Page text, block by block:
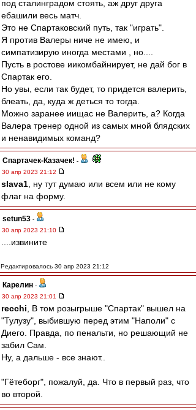
под сталинградом стоять, аж друг друга
ебашили весь матч.
Это не Спартаковский путь, так "играть".
Я против Валеры ниче не имею, и
симпатизирую иногда местами , но....
Пусть в ростове иикомбайнирует, не дай бог в
Спартак его.
Но увы, если так будет, то придется валерить,
блеать, да, куда ж деться то тогда.
Можно заранее иищас не Валерить, а? Когда
Валера тренер одной из самых мной блядских
и ненавидимых команд?
Спартачек-Казачек! -
30 апр 2023 21:12
slava1 , ну тут думаю или всем или не кому
флаг на форму.
setun53 -
30 апр 2023 21:10
....извините
Редактировалось 30 апр 2023 21:12
Карелин -
30 апр 2023 21:01
recchi , В том розыгрыше "Спартак" вышел на
"Тулузу", выбившую перед этим "Наполи" с
Диего. Правда, по пенальти, но решающий не
забил Сам.
Ну, а дальше - все знают..
"Гётеборг", пожалуй, да. Что в первый раз, что
во второй.